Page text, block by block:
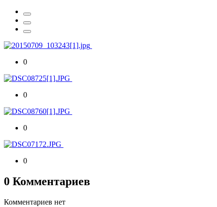
0
0
0
0
0 Комментариев
Комментариев нет